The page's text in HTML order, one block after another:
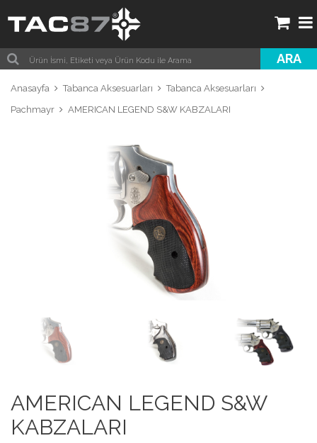
ARA
Anasayfa Tabanca Aksesuarları
Tabanca Aksesuarları
Pachmayr
AMERICAN LEGEND S&W KABZALARI
AMERICAN LEGEND S&W
KABZALARI